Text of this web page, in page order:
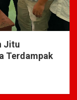
Jitu
Terdampak